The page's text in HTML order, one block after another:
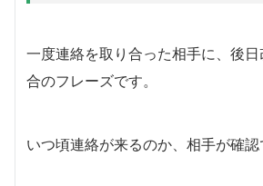
一度連絡を取り合った相手に、後
合のフレーズです。
いつ頃連絡が来るのか、相手が確認